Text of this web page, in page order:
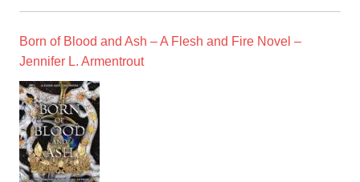
Born of Blood and Ash – A Flesh and Fire Novel –
Jennifer L. Armentrout